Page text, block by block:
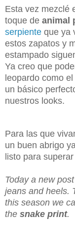
Esta vez mezclé
toque de animal
serpiente que ya
estos zapatos y
estampado
Ya creo que
leopardo como
un básico
nuestros looks.
Para las que
un buen abrigo
listo para
Today a new
jeans and heels.
this season we
the snake print.